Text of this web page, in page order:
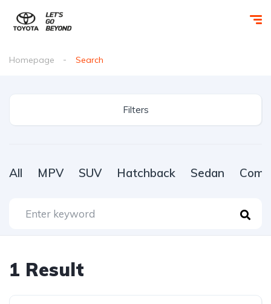
Homepage Search
Filters
All MPV SUV Hatchback Sedan
1 Result